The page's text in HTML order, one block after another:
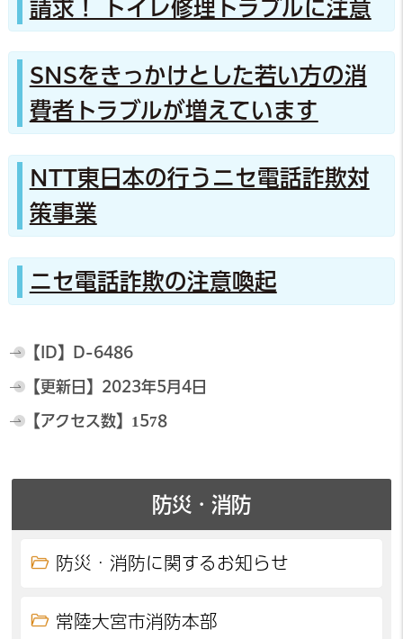
請求！ トイレ修理トラブルに注意
SNSをきっかけとした若い方の消
費者トラブルが増えています
NTT東日本の行うニセ電話詐欺対
策事業
ニセ電話詐欺の注意喚起
【ID】 D-6486
【更新日】 2023年5月4日
【アクセス数】 1578
防災・消防
防災・消防に関するお知らせ
常陸大宮市消防本部